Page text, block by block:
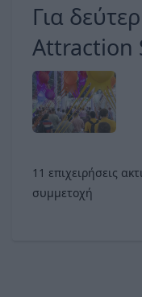
Για
Attraction
Freskon
11 επιχειρήσεις
συμμετοχή